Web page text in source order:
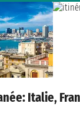
Italie,